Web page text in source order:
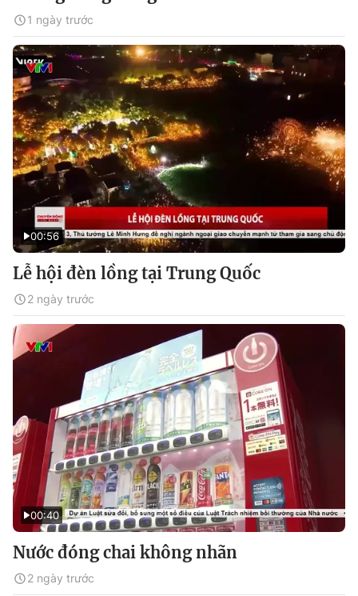
1 ngày trước
00:56
Lễ hội đèn lồng tại Trung Quốc
2 ngày trước
00:40
Nước đóng chai không nhãn
2 ngày trước